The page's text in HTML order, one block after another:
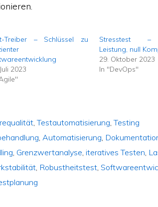
Treiber – Schlüssel zu
2023
Stresstest –
Leistung, null
29. Oktober 2023
In "DevOps"
,Testautomatisierung,Testing
,Automatisierung,
, Grenzwertanalyse,iteratives Testen,
, Robustheitstest,